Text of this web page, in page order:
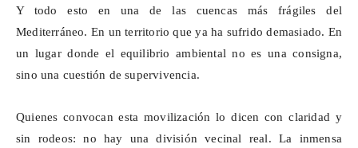
Y todo esto en una de las cuencas más frágiles del
Mediterráneo. En un territorio que ya ha sufrido demasiado. En
un lugar donde el equilibrio ambiental no es una consigna,
sino una cuestión de supervivencia.
Quienes convocan esta movilización lo dicen con claridad y
sin rodeos: no hay una división vecinal real. La inmensa